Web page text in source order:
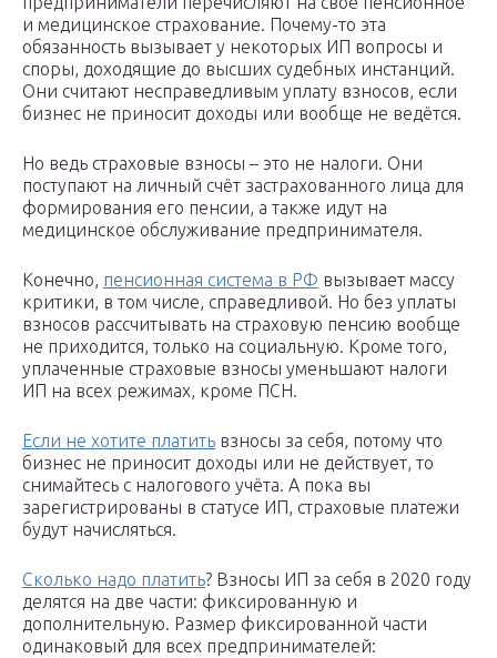
и медицинское страхование. Почему-то эта
обязанность вызывает у некоторых ИП вопросы и
споры, доходящие до высших судебных инстанций.
Они считают несправедливым уплату взносов, если
бизнес не приносит доходы или вообще не ведётся.
Но ведь страховые взносы – это не налоги. Они
поступают на личный счёт застрахованного лица для
формирования его пенсии, а также идут на
медицинское обслуживание предпринимателя.
Конечно, пенсионная система в РФ вызывает массу
критики, в том числе, справедливой. Но без уплаты
взносов рассчитывать на страховую пенсию вообще
не приходится, только на социальную. Кроме того,
уплаченные страховые взносы уменьшают налоги
ИП на всех режимах, кроме ПСН.
Если не хотите платить взносы за себя, потому что
бизнес не приносит доходы или не действует, то
снимайтесь с налогового учёта. А пока вы
зарегистрированы в статусе ИП, страховые платежи
будут начисляться.
Сколько надо платить? Взносы ИП за себя в 2020 году
делятся на две части: фиксированную и
дополнительную. Размер фиксированной части
одинаковый для всех предпринимателей: